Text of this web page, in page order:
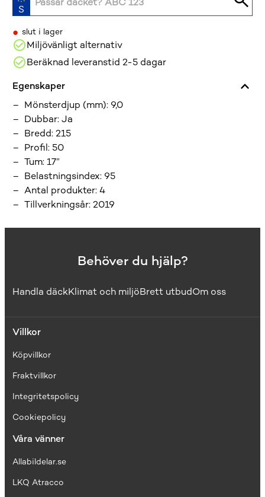
• slut i lager
Miljövänligt alternativ
Beräknad leveranstid 2-5 dagar
Egenskaper
Mönsterdjup (mm): 9,0
Dubbar:Ja
Bredd:215
Profil: 50
Tum:17”
Belastningsindex: 95
Antal produkter:4
Tillverkningsår:2019
Behöver du hjälp?
Handla däckKlimat och miljöBrett utbudOm oss
Villkor
Köpvillkor
Fraktvillkor
Integritetspolicy
Cookiepolicy
Våra vänner
Allabildelar.se
LKQ Atracco